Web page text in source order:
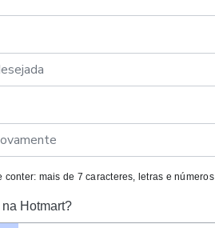
conter: mais de 7 caracteres, letras e números
Hotmart?